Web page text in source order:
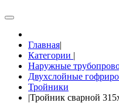
Главная|
Категории |
Наружные
Двухслойные
Тройники
|Тройник сварной